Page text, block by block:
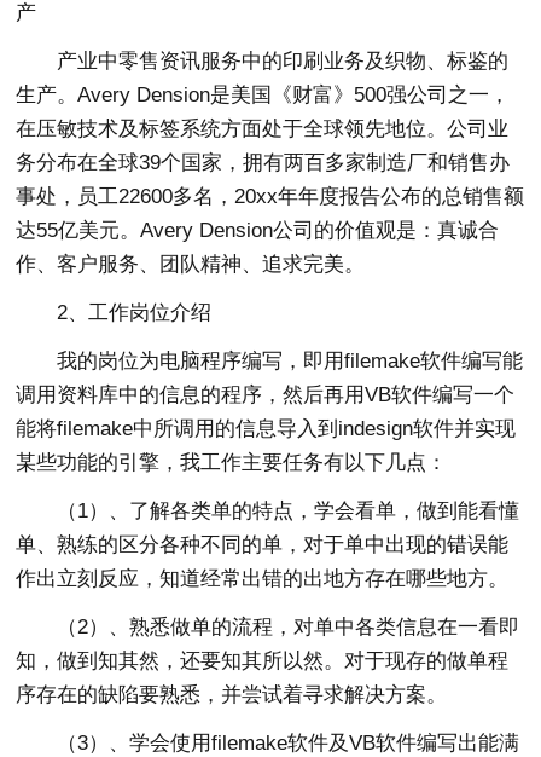
产
产业中零售资讯服务中的印刷业务及织物、标鉴的
生产。Avery Dension是美国《财富》500强公司之一，
在压敏技术及标签系统方面处于全球领先地位。公司业
务分布在全球39个国家，拥有两百多家制造厂和销售办
事处，员工22600多名，20xx年年度报告公布的总销售额
达55亿美元。Avery Dension公司的价值观是：真诚合
作、客户服务、团队精神、追求完美。
2、工作岗位介绍
我的岗位为电脑程序编写，即用filemake软件编写能
调用资料库中的信息的程序，然后再用VB软件编写一个
能将filemake中所调用的信息导入到indesign软件并实现
某些功能的引擎，我工作主要任务有以下几点：
（1）、了解各类单的特点，学会看单，做到能看懂
单、熟练的区分各种不同的单，对于单中出现的错误能
作出立刻反应，知道经常出错的出地方存在哪些地方。
（2）、熟悉做单的流程，对单中各类信息在一看即
知，做到知其然，还要知其所以然。对于现存的做单程
序存在的缺陷要熟悉，并尝试着寻求解决方案。
（3）、学会使用filemake软件及VB软件编写出能满